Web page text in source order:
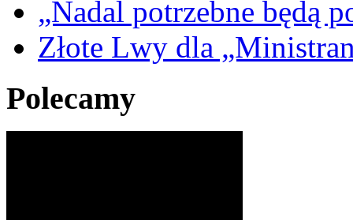
„Nadal potrzebne będą
Złote Lwy dla
Polecamy